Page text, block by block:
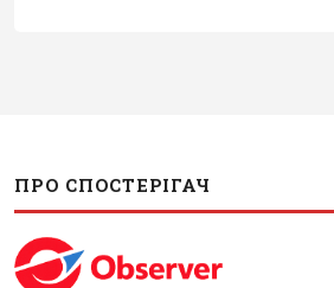
ПРО СПОСТЕРІГАЧ